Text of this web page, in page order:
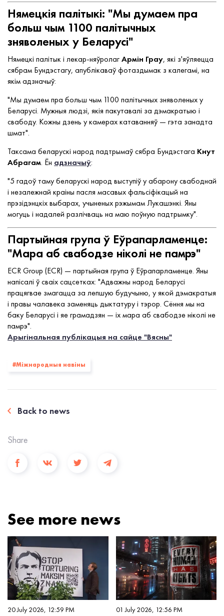
Нямецкія палітыкі: "Мы думаем пра
больш чым 1100 палітычных
зняволеных у Беларусі"
Нямецкі палітык і лекар-няўролагАрмін Грау, які з'яўляецца
сябрам Бундэстагу, апублікаваў фотаздымак з калегамі, на
якім адзначыў:
"Мы думаем пра больш чым 1100 палітычных зняволеных у
Беларусі. Мужныя людзі, якія пакутавалі за дэмакратыю і
свабоду. Кожны дзень у камерах катаванняў — гэта занадта
шмат".
Таксама беларускі народ падтрымаў сябра Бундэстага Кнут
Абрагам. Ён адзначыў:
"5 гадоў таму беларускі народ выступіў у абарону свабоднай
і незалежнай краіны пасля масавых фальсіфікацый на
прэзідэнцкіх выбарах, учыненых рэжымам Лукашэнкі. Яны
могуць і надалей разлічваць на маю поўную падтрымку".
Партыйная група ў Еўрапарламенце:
"Мара аб свабодзе ніколі не памрэ"
ECR Group (ECR) — партыйная група ў Еўрапарламенце. Яны
напісалі ў сваіх сацсетках: "Адважны народ Беларусі
працягвае змагацца за лепшую будучыню, у якой дэмакратыя
і правы чалавека заменяць дыктатуру і тэрор. Сёння мы на
баку Беларусі і яе грамадзян — іх мара аб свабодзе ніколі не
памрэ".
Арыгінальная публікацыя на сайце "Вясны"
#Міжнародныя навіны
Back to news
Share
See more news
20 July 2026, 12:59 PM 01 July 2026, 12:56 PM